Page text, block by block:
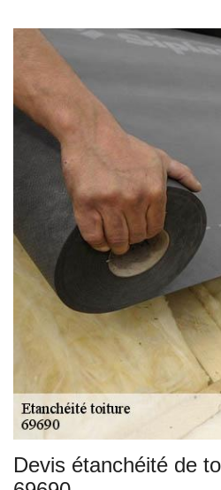
Devis étanchéité de